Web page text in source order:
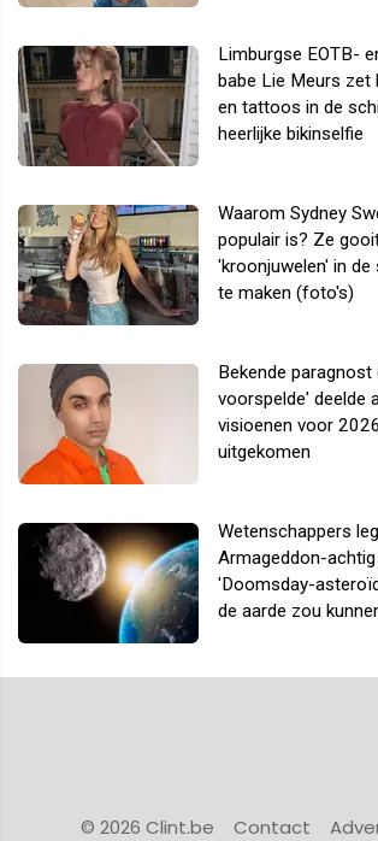
Limburgse EOTB-
babe Lie Meurs zet
en tattoos in de
heerlijke bikinselfie
Waarom Sydney
populair is? Ze
'kroonjuwelen' in
te maken (foto's)
Bekende
voorspelde' deelde
visioenen voor
uitgekomen
Wetenschappers
Armageddon-
'Doomsday-
de aarde zou
© 2026 Clint.be Contact